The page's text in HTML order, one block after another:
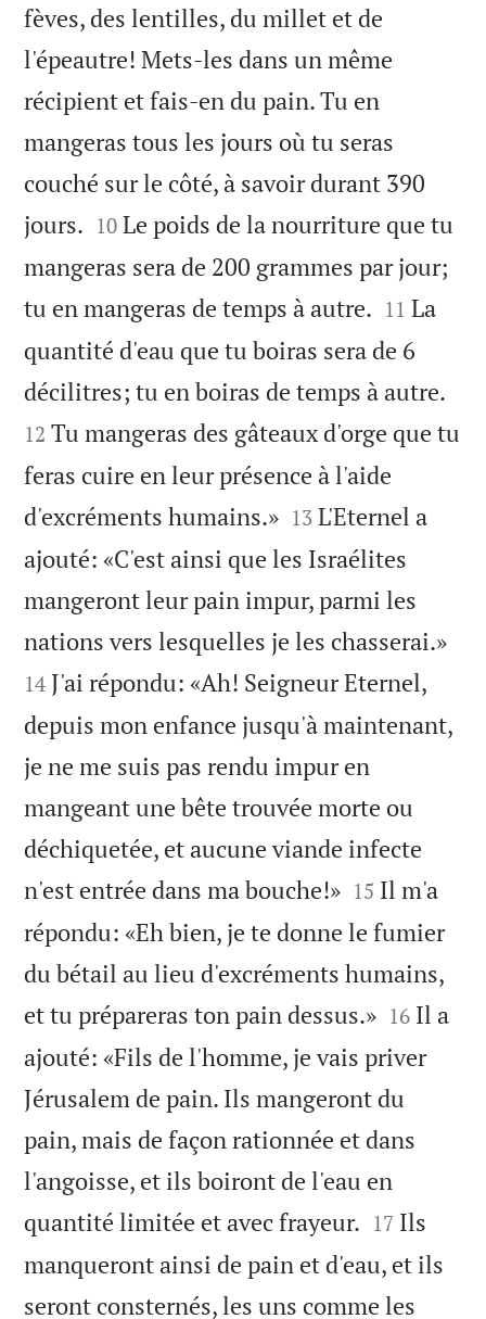
fèves, des lentilles, du millet et de
l'épeautre! Mets-les dans un même
récipient et fais-en du pain. Tu en
mangeras tous les jours où tu seras
couché sur le côté, à savoir durant 390
jours. 

10 Le poids de la nourriture que tu
mangeras sera de 200 grammes par jour;
tu en mangeras de temps à autre. 

11 La
quantité d'eau que tu boiras sera de 6
décilitres; tu en boiras de temps à autre.
12 Tu mangeras des gâteaux d'orge que tu
feras cuire en leur présence à l'aide
d'excréments humains.»
13 L'Eternel a
ajouté: «C'est ainsi que les Israélites
mangeront leur pain impur, parmi les
nations vers lesquelles je les chasserai.»
14 J'ai répondu: «Ah! Seigneur Eternel,
depuis mon enfance jusqu'à maintenant,
je ne me suis pas rendu impur en
mangeant une bête trouvée morte ou
déchiquetée, et aucune viande infecte
n'est entrée dans ma bouche!»
15 Il m'a
répondu: «Eh bien, je te donne le fumier
du bétail au lieu d'excréments humains,
et tu prépareras ton pain dessus.»
16 Il a
ajouté: «Fils de l'homme, je vais priver
Jérusalem de pain. Ils mangeront du
pain, mais de façon rationnée et dans
l'angoisse, et ils boiront de l'eau en
quantité limitée et avec frayeur. 

17 Ils
manqueront ainsi de pain et d'eau, et ils
seront consternés, les uns comme les